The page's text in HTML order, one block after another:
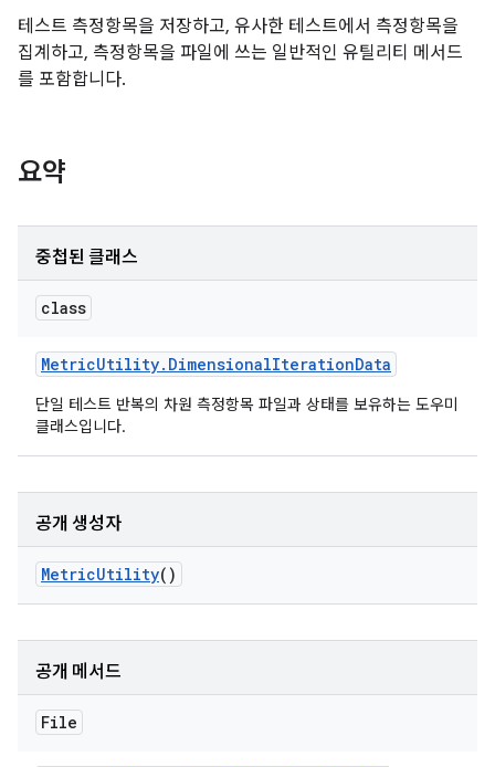
테스트 측정항목을 저장하고, 유사한 테스트에서 측정항목을
집계하고, 측정항목을 파일에 쓰는 일반적인 유틸리티 메서드
를 포함합니다.
요약
중첩된 클래스
class
MetricUtility. DimensionalIterationData
단일 테스트 반복의 차원 측정항목 파일과 상태를 보유하는 도우미
클래스입니다.
공개 생성자
MetricUtility()
공개 메서드
File